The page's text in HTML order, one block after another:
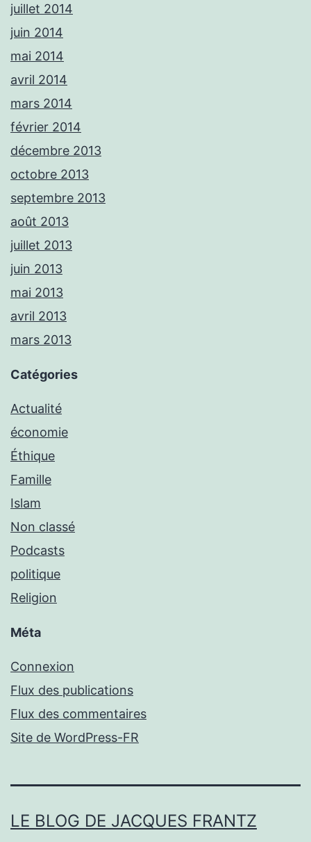
juillet 2014
juin 2014
mai 2014
avril 2014
mars 2014
février 2014
décembre 2013
octobre 2013
septembre 2013
août 2013
juillet 2013
juin 2013
mai 2013
avril 2013
mars 2013
Catégories
Actualité
économie
Éthique
Famille
Islam
Non classé
Podcasts
politique
Religion
Méta
Connexion
Flux des publications
Flux des commentaires
Site de WordPress-FR
LE BLOG DE JACQUES FRANTZ